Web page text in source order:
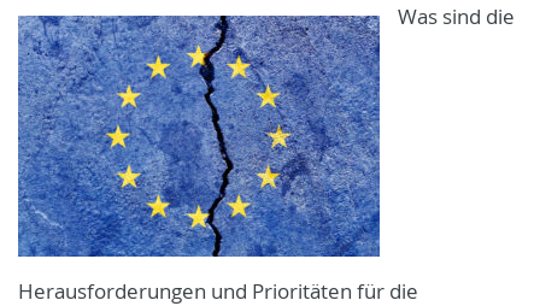
Was sind die
Herausforderungen und Prioritäten für die